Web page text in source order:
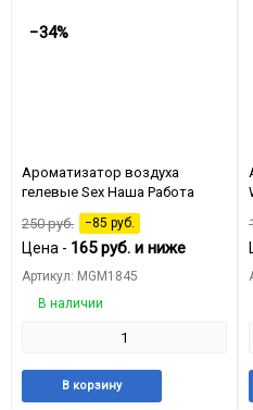
−34%
Ароматизатор воздуха
гелевые Sex Наша Работа
250руб. −85 руб.
Цена - 165руб. и ниже
Артикул: MGM1845
В наличии
В корзину